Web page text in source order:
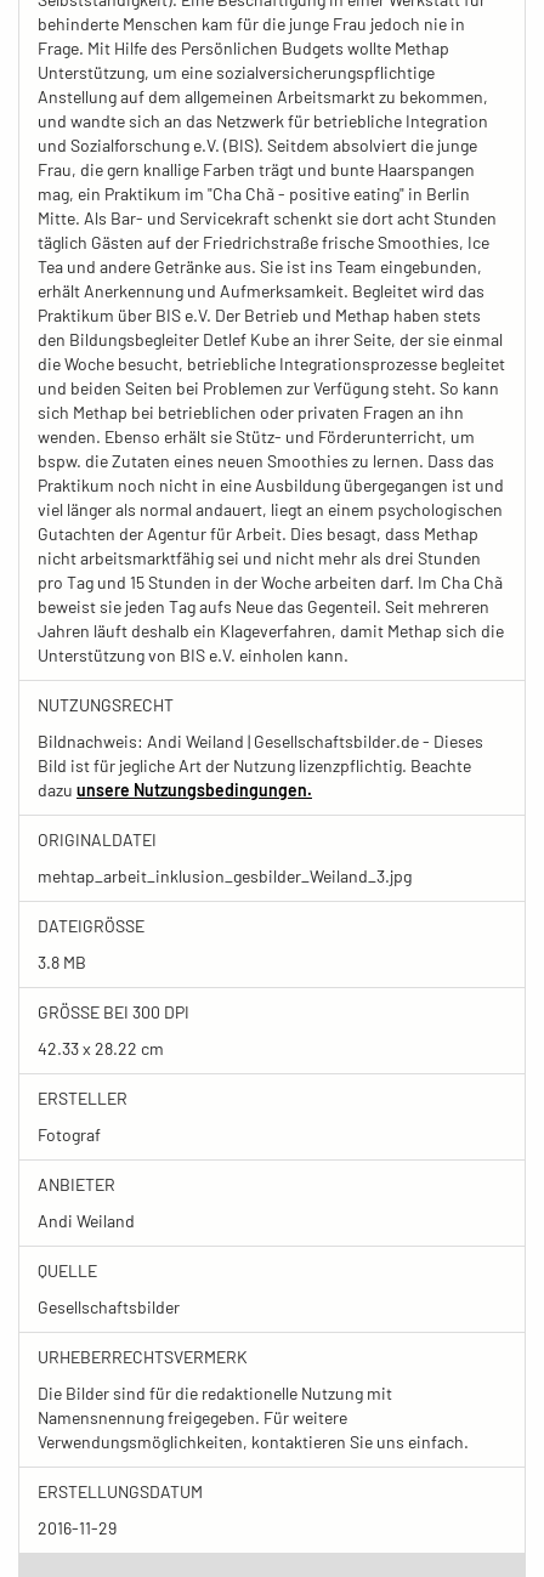
behinderte Menschen kam für die junge Frau jedoch nie in
Frage. Mit Hilfe des Persönlichen Budgets wollte Methap
Unterstützung, um eine sozialversicherungspflichtige
Anstellung auf dem allgemeinen Arbeitsmarkt zu bekommen,
und wandte sich an das Netzwerk für betriebliche Integration
und Sozialforschung e.V. (BIS). Seitdem absolviert die junge
Frau, die gern knallige Farben trägt und bunte Haarspangen
mag, ein Praktikum im "Cha Chã - positive eating" in Berlin
Mitte. Als Bar- und Servicekraft schenkt sie dort acht Stunden
täglich Gästen auf der Friedrichstraße frische Smoothies, Ice
Tea und andere Getränke aus. Sie ist ins Team eingebunden,
erhält Anerkennung und Aufmerksamkeit. Begleitet wird das
Praktikum über BIS e.V. Der Betrieb und Methap haben stets
den Bildungsbegleiter Detlef Kube an ihrer Seite, der sie einmal
die Woche besucht, betriebliche Integrationsprozesse begleitet
und beiden Seiten bei Problemen zur Verfügung steht. So kann
sich Methap bei betrieblichen oder privaten Fragen an ihn
wenden. Ebenso erhält sie Stütz- und Förderunterricht, um
bspw. die Zutaten eines neuen Smoothies zu lernen. Dass das
Praktikum noch nicht in eine Ausbildung übergegangen ist und
viel länger als normal andauert, liegt an einem psychologischen
Gutachten der Agentur für Arbeit. Dies besagt, dass Methap
nicht arbeitsmarktfähig sei und nicht mehr als drei Stunden
pro Tag und 15 Stunden in der Woche arbeiten darf. Im Cha Chã
beweist sie jeden Tag aufs Neue das Gegenteil. Seit mehreren
Jahren läuft deshalb ein Klageverfahren, damit Methap sich die
Unterstützung von BIS e.V. einholen kann.
NUTZUNGSRECHT
Bildnachweis: Andi Weiland | Gesellschaftsbilder.de - Dieses
Bild ist für jegliche Art der Nutzung lizenzpflichtig. Beachte
dazu unsere Nutzungsbedingungen.
ORIGINALDATEI
mehtap_arbeit_inklusion_gesbilder_Weiland_3.jpg
DATEIGRÖSSE
3.8 MB
GRÖSSE BEI 300 DPI
42.33 x 28.22 cm
ERSTELLER
Fotograf
ANBIETER
Andi Weiland
QUELLE
Gesellschaftsbilder
URHEBERRECHTSVERMERK
Die Bilder sind für die redaktionelle Nutzung mit
Namensnennung freigegeben. Für weitere
Verwendungsmöglichkeiten, kontaktieren Sie uns einfach.
ERSTELLUNGSDATUM
2016-11-29